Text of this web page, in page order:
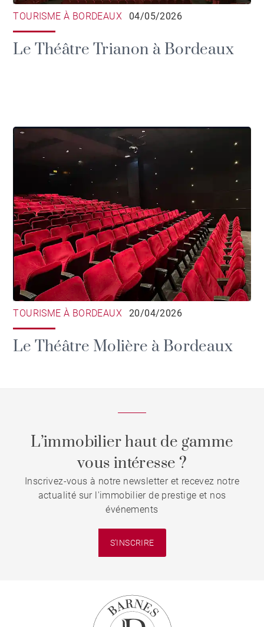
TOURISME À BORDEAUX 04/05/2026
Le Théâtre Trianon à Bordeaux
TOURISME À BORDEAUX 20/04/2026
Le Théâtre Molière à Bordeaux
L’immobilier haut de gamme
vous intéresse ?
Inscrivez-vous à notre newsletter et recevez notre
actualité sur l'immobilier de prestige et nos
événements
S'INSCRIRE